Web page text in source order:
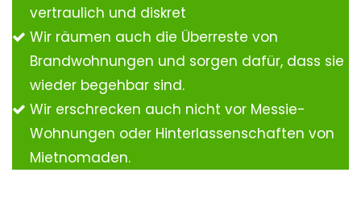
vertraulich und diskret
Wir räumen auch die Überreste von
Brandwohnungen und sorgen dafür, dass sie
wieder begehbar sind.
Wir erschrecken auch nicht vor Messie-
Wohnungen oder Hinterlassenschaften von
Mietnomaden.